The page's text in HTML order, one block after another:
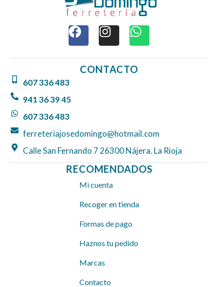
F
a
c
e
b
I
n
s
t
a
W
h
a
t
CONTACTO
607 336 483
941 36 39 45
607 336 483
ferreteriajosedomingo@hotmail.com
Calle San Fernando 7 26300 Nájera. La Rioja
RECOMENDADOS
Mi cuenta
Recoger en tienda
Formas de pago
Haznos tu pedido
Marcas
Contacto